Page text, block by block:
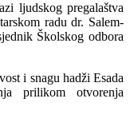
ljudskog pregalaštva
radu dr. Salem-
Školskog odbora
i snagu hadži Esada
prilikom otvorenja